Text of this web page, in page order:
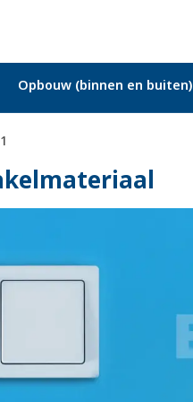
Opbouw (binnen en buiten)